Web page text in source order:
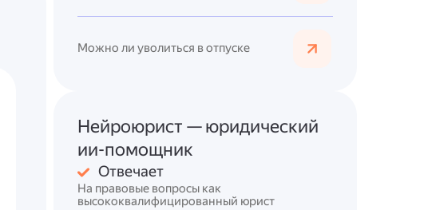
Можно ли уволиться в отпуске
Нейроюрист — юридический
ии-помощник
Отвечает
На правовые вопросы как
высококвалифицированный юрист